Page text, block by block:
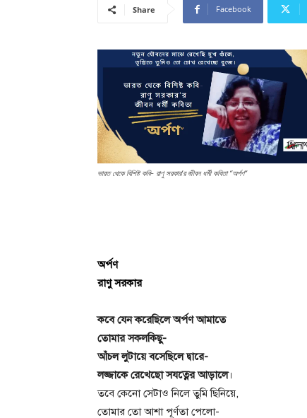
Share Facebook
ভারত থেকে বিশিষ্ট কবি- রাণু সরকার’র জীবন ধর্মী কবিতা “অর্পণ”
অর্পণ
রাণু সরকার
কবে যেন করেছিলে অর্পণ আমাতে
তোমার সকলকিছু-
আঁচল লুটায়ে বসেছিলে দ্বারে-
লজ্জাকে রেখেছো সযত্নের আড়ালে।
তবে কেনো সেটাও নিলে তুমি ছিনিয়ে,
তোমার তো আশা পূর্ণতা পেলো-